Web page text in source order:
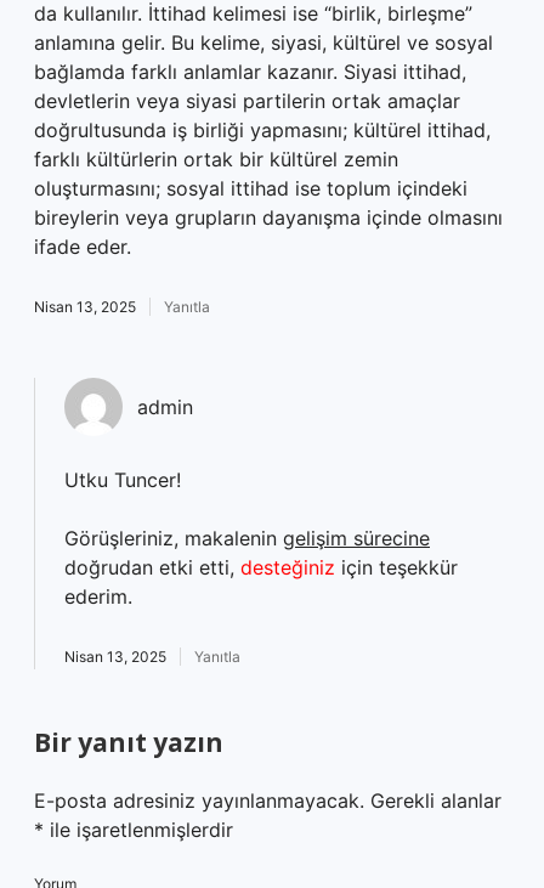
da kullanılır. İttihad kelimesi ise “birlik, birleşme”
anlamına gelir. Bu kelime, siyasi, kültürel ve sosyal
bağlamda farklı anlamlar kazanır. Siyasi ittihad,
devletlerin veya siyasi partilerin ortak amaçlar
doğrultusunda iş birliği yapmasını; kültürel ittihad,
farklı kültürlerin ortak bir kültürel zemin
oluşturmasını; sosyal ittihad ise toplum içindeki
bireylerin veya grupların dayanışma içinde olmasını
ifade eder.
Nisan 13, 2025 Yanıtla
admin
Utku Tuncer!
Görüşleriniz, makalenin gelişim sürecine
doğrudan etki etti, desteğiniz için teşekkür
ederim.
Nisan 13, 2025 Yanıtla
Bir yanıt yazın
E-posta adresiniz yayınlanmayacak. Gerekli alanlar
* ile işaretlenmişlerdir
Yorum